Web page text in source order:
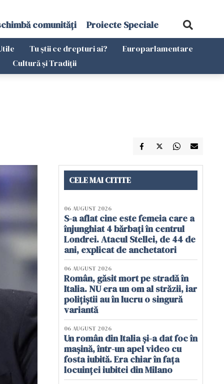
comunități Proiecte Speciale
Tu știi ce drepturi ai?
Europarlamentare
Cultură și Tradiții
CELE MAI CITITE
06 AUGUST 2026
S-a aflat cine este femeia care a
înjunghiat 4 bărbați în centrul
Londrei. Atacul Stellei, de 44 de
ani, explicat de anchetatori
06 AUGUST 2026
Român, găsit mort pe stradă în
Italia. NU era un om al străzii, iar
polițiștii au în lucru o singură
variantă
06 AUGUST 2026
Un român din Italia și-a dat foc în
mașină, într-un apel video cu
fosta iubită. Era chiar în fața
locuinței iubitei din Milano